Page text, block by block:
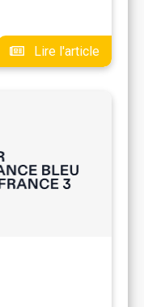
Lire l'article